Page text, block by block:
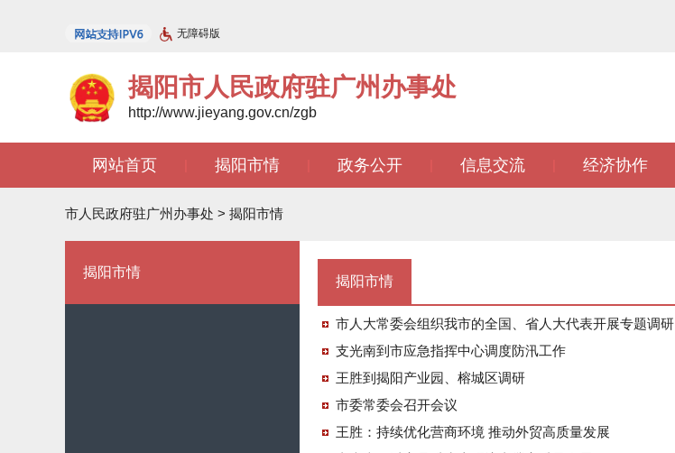
无障碍版
揭阳市人民政府驻广州办事处
http://www.jieyang.gov.cn/zgb
网站首页 揭阳市情 政务公开 信息交流 经济协作
文苑天地 |
市人民政府驻广州办事处 > 揭阳市情
揭阳市情
揭阳市情
市人大常委会组织我市的全国、省人大代表开展专题调研
支光南到市应急指挥中心调度防汛工作
王胜到揭阳产业园、榕城区调研
市委常委会召开会议
王胜：持续优化营商环境 推动外贸高质量发展